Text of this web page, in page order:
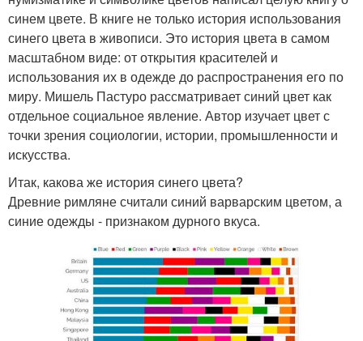
синем цвете. В книге не только история использования
синего цвета в живописи. Это история цвета в самом
масштабном виде: от открытия красителей и
использования их в одежде до распространения его по
миру. Мишель Пастуро рассматривает синий цвет как
отдельное социальное явление. Автор изучает цвет с
точки зрения социологии, истории, промышленности и
искусства.
Итак, какова же история синего цвета?
Древние римляне считали синий варварским цветом, а
синие одежды - признаком дурного вкуса.